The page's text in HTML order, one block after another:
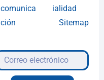
comunica
ción
ialidad
Sitemap